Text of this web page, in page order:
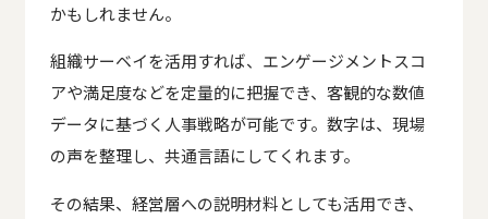
かもしれません。
組織サーベイを活用すれば、エンゲージメントスコ
アや満足度などを定量的に把握でき、客観的な数値
データに基づく人事戦略が可能です。数字は、現場
の声を整理し、共通言語にしてくれます。
その結果、経営層への説明材料としても活用でき、